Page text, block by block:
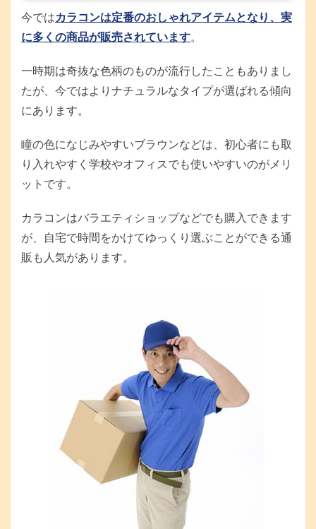
今ではカラコンは定番のおしゃれアイテムとなり、実
に多くの商品が販売されています。
一時期は奇抜な色柄のものが流行したこともありまし
たが、今ではよりナチュラルなタイプが選ばれる傾向
にあります。
瞳の色になじみやすいブラウンなどは、初心者にも取
り入れやすく学校やオフィスでも使いやすいのがメリ
ットです。
カラコンはバラエティショップなどでも購入できます
が、自宅で時間をかけてゆっくり選ぶことができる通
販も人気があります。